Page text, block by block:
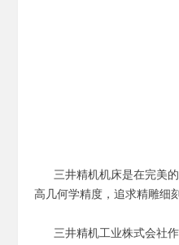
三井精机机床是在完美的
高几何学精度，追求精雕细
三井精机工业株式会社作